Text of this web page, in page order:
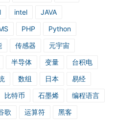
intel
JAVA
PHP
Python
传感器
元宇宙
半导体 变量
台积电
数组 日本
易经
比特币 石墨烯
编程语言
歌 运算符 黑客